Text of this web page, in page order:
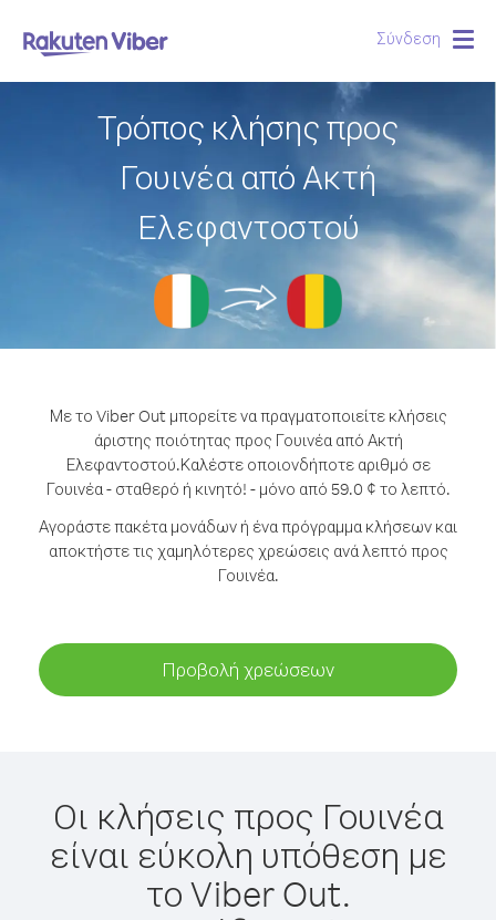
Σύνδεση
Τρόπος κλήσης προς
Γουινέα από Ακτή
Ελεφαντοστού
Με το Viber Out μπορείτε να πραγματοποιείτε κλήσεις
άριστης ποιότητας προς Γουινέα από Ακτή
Ελεφαντοστού.Καλέστε οποιονδήποτε αριθμό σε
Γουινέα - σταθερό ή κινητό! - μόνο από 59.0 ¢ το λεπτό.
Αγοράστε πακέτα μονάδων ή ένα πρόγραμμα κλήσεων και
αποκτήστε τις χαμηλότερες χρεώσεις ανά λεπτό προς
Γουινέα.
Προβολή χρεώσεων
Οι κλήσεις προς Γουινέα
είναι εύκολη υπόθεση με
το Viber Out.